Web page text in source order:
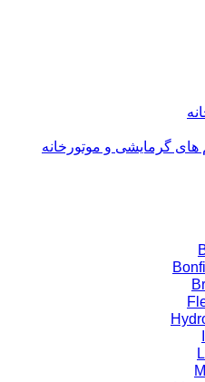
گرمایشی و موتورخانه